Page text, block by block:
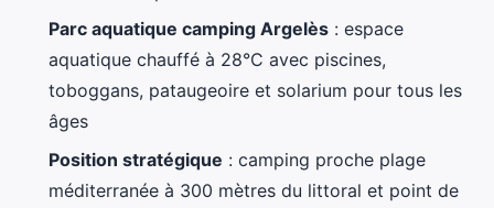
Parc aquatique camping Argelès : espace
aquatique chauffé à 28°C avec piscines,
toboggans, pataugeoire et solarium pour tous les
âges
Position stratégique : camping proche plage
méditerranée à 300 mètres du littoral et point de